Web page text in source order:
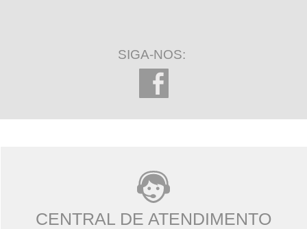
SIGA-NOS:
CENTRAL DE ATENDIMENTO